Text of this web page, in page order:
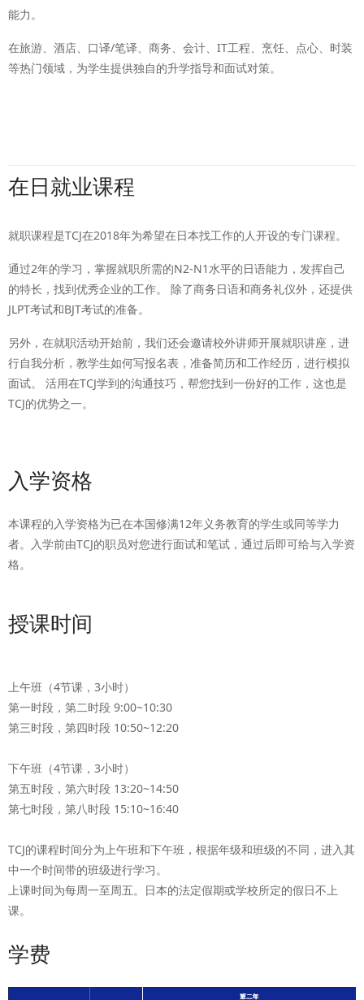
能力。
在旅游、酒店、口译/笔译、商务、会计、IT工程、烹饪、点心、时装
等热门领域，为学生提供独自的升学指导和面试对策。
在日就业课程
就职课程是TCJ在2018年为希望在日本找工作的人开设的专门课程。
通过2年的学习，掌握就职所需的N2-N1水平的日语能力，发挥自己
的特长，找到优秀企业的工作。 除了商务日语和商务礼仪外，还提供
JLPT考试和BJT考试的准备。
另外，在就职活动开始前，我们还会邀请校外讲师开展就职讲座，进
行自我分析，教学生如何写报名表，准备简历和工作经历，进行模拟
面试。 活用在TCJ学到的沟通技巧，帮您找到一份好的工作，这也是
TCJ的优势之一。
入学资格
本课程的入学资格为已在本国修满12年义务教育的学生或同等学力
者。入学前由TCJ的职员对您进行面试和笔试，通过后即可给与入学资
格。
授课时间
上午班（4节课，3小时）
第一时段，第二时段 9:00~10:30
第三时段，第四时段 10:50~12:20
下午班（4节课，3小时）
第五时段，第六时段 13:20~14:50
第七时段，第八时段 15:10~16:40
TCJ的课程时间分为上午班和下午班，根据年级和班级的不同，进入其
中一个时间带的班级进行学习。
上课时间为每周一至周五。日本的法定假期或学校所定的假日不上
课。
学费